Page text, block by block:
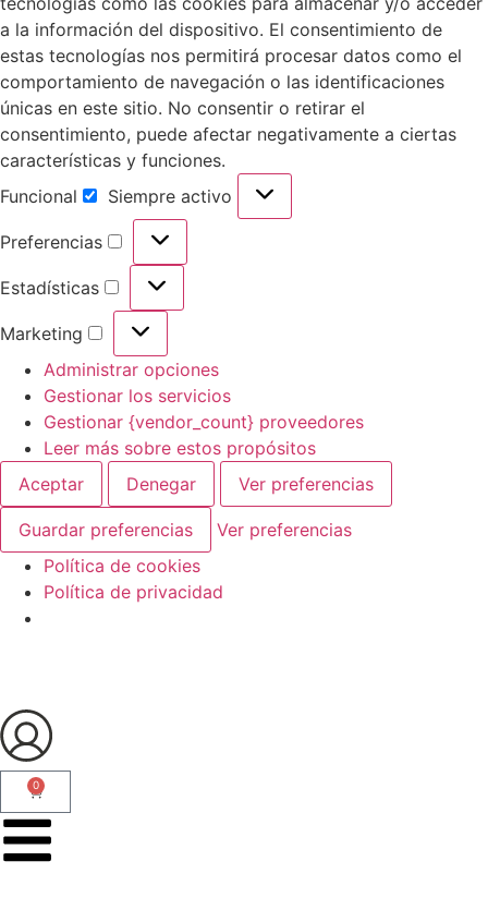
a la información del dispositivo. El consentimiento de
estas tecnologías nos permitirá procesar datos como el
comportamiento de navegación o las identificaciones
únicas en este sitio. No consentir o retirar el
consentimiento, puede afectar negativamente a ciertas
características y funciones.
Funcional
Siempre activo
Preferencias
Estadísticas
Marketing
Administrar opciones
Gestionar los servicios
Gestionar {vendor_count} proveedores
Leer más sobre estos propósitos
Aceptar
Denegar Ver preferencias
Guardar preferencias
Ver preferencias
Política de cookies
Política de privacidad
0